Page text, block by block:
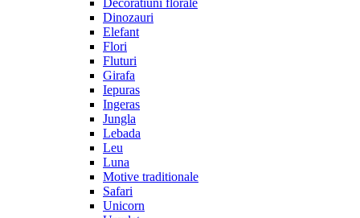
Decoratiuni florale
Dinozauri
Elefant
Flori
Fluturi
Girafa
Iepuras
Ingeras
Jungla
Lebada
Leu
Luna
Motive traditionale
Safari
Unicorn